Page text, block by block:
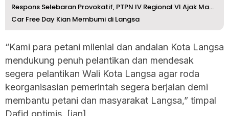
Respons Selebaran Provokatif, PTPN IV Regional VI Ajak Ma...
Car Free Day Kian Membumi di Langsa
“Kami para petani milenial dan andalan Kota Langsa
mendukung penuh pelantikan dan mendesak
segera pelantikan Wali Kota Langsa agar roda
keorganisasian pemerintah segera berjalan demi
membantu petani dan masyarakat Langsa,” timpal
Dafid optimis. [ian]